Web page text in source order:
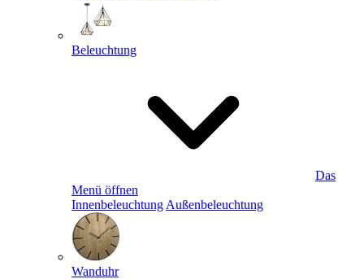
Beleuchtung
Das
Menü öffnen
Innenbeleuchtung Außenbeleuchtung
Wanduhr